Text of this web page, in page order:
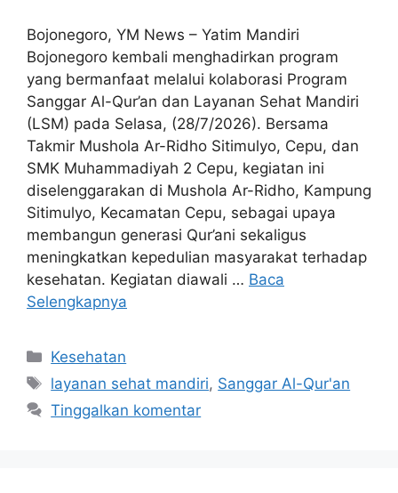
Bojonegoro, YM News – Yatim Mandiri
Bojonegoro kembali menghadirkan program
yang bermanfaat melalui kolaborasi Program
Sanggar Al-Qur’an dan Layanan Sehat Mandiri
(LSM) pada Selasa, (28/7/2026). Bersama
Takmir Mushola Ar-Ridho Sitimulyo, Cepu, dan
SMK Muhammadiyah 2 Cepu, kegiatan ini
diselenggarakan di Mushola Ar-Ridho, Kampung
Sitimulyo, Kecamatan Cepu, sebagai upaya
membangun generasi Qur’ani sekaligus
meningkatkan kepedulian masyarakat terhadap
kesehatan. Kegiatan diawali … Baca
Selengkapnya
Kesehatan
layanan sehat mandiri, Sanggar Al-Qur'an
Tinggalkan komentar